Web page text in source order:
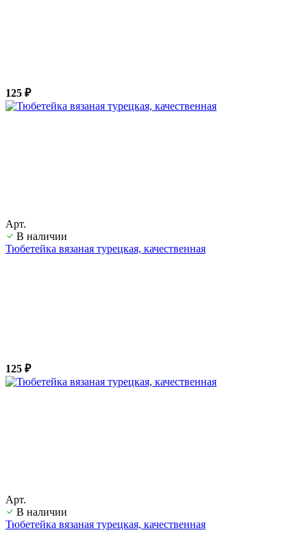
125 ₽
Арт.
В наличии
Тюбетейка вязаная турецкая, качественная
125 ₽
Арт.
В наличии
Тюбетейка вязаная турецкая, качественная